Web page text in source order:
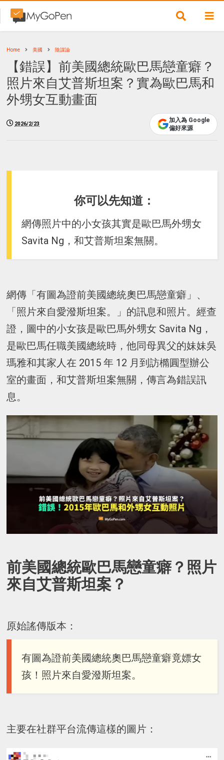
Home 美國 陰謀論
【錯誤】前美國總統歐巴馬戀童癖？
照片來自艾普斯坦案？實為歐巴馬和
外甥女互動畫面
2026/2/23
加入為 Google
偏好來源
你可以先知道：
網傳照片中的小女孩其實是歐巴馬外甥女
Savita Ng，和艾普斯坦案無關。
網傳「有圖為證前美國總統奧巴馬戀童癖」、
「照片來自愛潑斯坦案。」的訊息和照片。經查
證，圖中的小女孩是歐巴馬外甥女 Savita Ng，
是歐巴馬任職美國總統時，他同母異父的妹妹吳
瑪雅和其家人在 2015 年 12 月到訪橢圓型辦公
室的畫面，和艾普斯坦案無關，傳言為錯誤訊
息。
前美國總統歐巴馬戀童癖？照片
來自艾普斯坦案？
原始謠傳版本：
有圖為證前美國總統奧巴馬戀童癖竟嫖女
孩！照片來自愛潑斯坦案。
主要在社群平台流傳這樣的圖片：